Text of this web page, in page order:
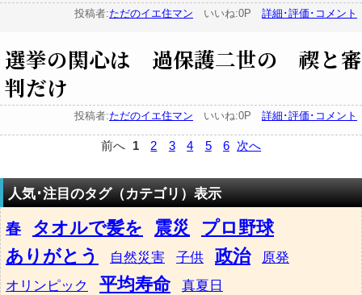
投稿者:ただのイエ住マン いいね:0P 詳細･評価･コメント
選挙の関心は 過保護二世の 禊と審
判だけ
投稿者:ただのイエ住マン いいね:0P 詳細･評価･コメント
前へ 1 2 3 4 5 6 次へ
人気･注目のタグ（カテゴリ）表示
春 タオルで髪を 震災
プロ野球
ありがとう
自然災害 子供 政治
原発
オリンピック
平均寿命 真夏日